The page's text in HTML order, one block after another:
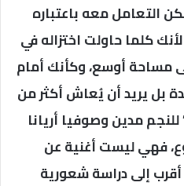
التعامل معه باعتباره
كلما حاولت اختزاله في
مساحة أوسع، وكأنك أمام
بل يريد أن يُعاش أكثر من
مدين وصوفيا أريانا
فهي ليست أغنية عن
إلى دراسة شعورية